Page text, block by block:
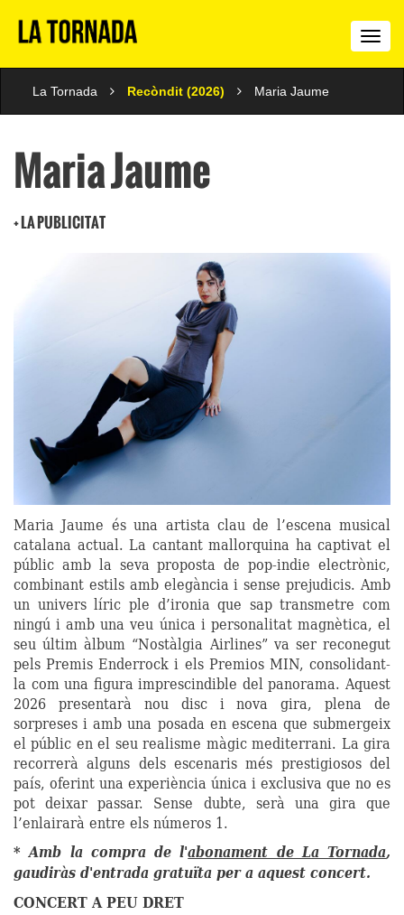
La
La Tornada Recòndit (2026) Maria Jaume
Maria Jaume
+ LA PUBLICITAT
Maria Jaume és una artista clau de l’escena musical
catalana actual. La cantant mallorquina ha captivat el
públic amb la seva proposta de pop-indie electrònic,
combinant estils amb elegància i sense prejudicis. Amb
un univers líric ple d’ironia que sap transmetre com
ningú i amb una veu única i personalitat magnètica, el
seu últim àlbum “Nostàlgia Airlines” va ser reconegut
pels Premis Enderrock i els Premios MIN, consolidant-
la com una figura imprescindible del panorama. Aquest
2026 presentarà nou disc i nova gira, plena de
sorpreses i amb una posada en escena que submergeix
el públic en el seu realisme màgic mediterrani. La gira
recorrerà alguns dels escenaris més prestigiosos del
país, oferint una experiència única i exclusiva que no es
pot deixar passar. Sense dubte, serà una gira que
l’enlairarà entre els números 1.
* Amb la compra de l'abonament de La Tornada,
gaudiràs d'entrada gratuïta per a aquest concert.
CONCERT A PEU DRET